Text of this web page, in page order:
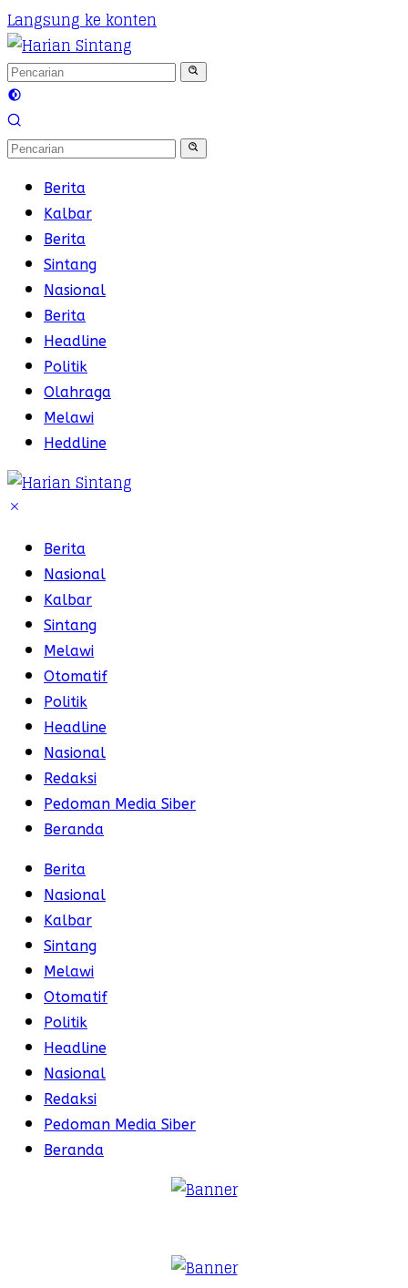
Langsung ke konten
Berita
Kalbar
Berita
Sintang
Nasional
Berita
Headline
Politik
Olahraga
Melawi
Heddline
Berita
Nasional
Kalbar
Sintang
Melawi
Otomatif
Politik
Headline
Nasional
Redaksi
Pedoman Media Siber
Beranda
Berita
Nasional
Kalbar
Sintang
Melawi
Otomatif
Politik
Headline
Nasional
Redaksi
Pedoman Media Siber
Beranda